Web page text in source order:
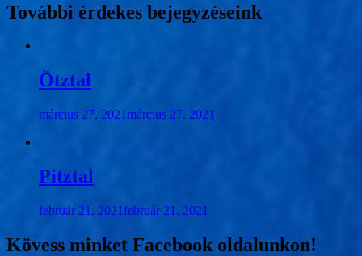
További érdekes bejegyzéseink
Ötztal
március 27, 2021március 27, 2021
Pitztal
február 21, 2021 február 21, 2021
Kövess minket Facebook oldalunkon!